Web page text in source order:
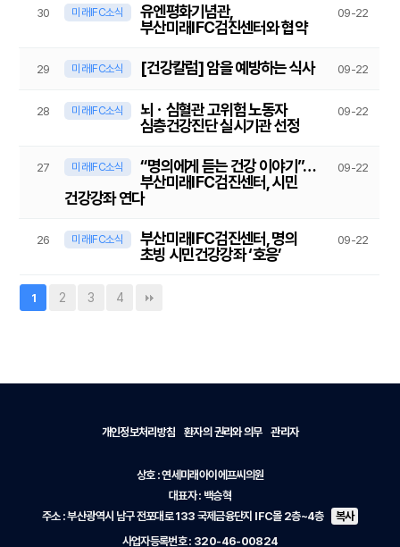
30 미래IFC소식
유엔평화기념관,
부산미래IFC검진센터와 협약
09-22
29 미래IFC소식 [건강칼럼] 암을 예방하는 식사 09-22
28 미래IFC소식
뇌ㆍ심혈관 고위험 노동자
심층건강진단 실시기관 선정
09-22
27 미래IFC소식
“명의에게 듣는 건강 이야기”…
부산미래IFC검진센터, 시민
건강강좌 연다
09-22
26 미래IFC소식
부산미래IFC검진센터, 명의
초빙 시민건강강좌 ‘호응’
09-22
1 2 3 4
개인정보처리방침 환자의 권리와 의무 관리자
상호 : 연세미래아이에프씨의원
대표자 : 백승혁
주소 :부산광역시 남구 전포대로 133 국제금융단지 IFC몰 2층~4층
사업자등록번호 : 320-46-00824